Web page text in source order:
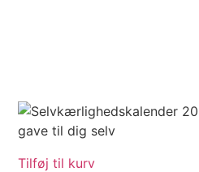
Tilføj til kurv